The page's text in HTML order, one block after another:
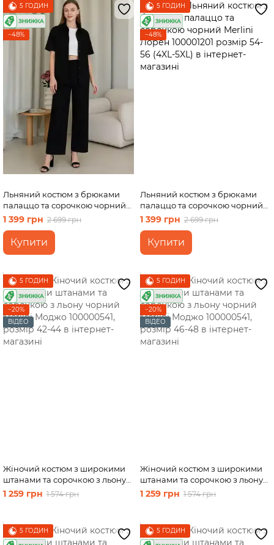
5 ГОДИН
−48%
Льняний костюм з брюками
палаццо та сорочкою чорний
Merlini Лорен 100001201 розмір
46-48 (L-XL)
1 399 грн 2 699 грн
Купити
5 ГОДИН
−48%
Льняний костюм з брюками
палаццо та сорочкою чорний
Merlini Лорен 100001201 розмір
54-56 (4XL-5XL)
1 399 грн 2 699 грн
Купити
5 ГОДИН
−20%
ВІДЕО
Жіночий костюм з широкими
штанами та сорочкою з льону
чорний Merlini Моджо
100000541, розмір 42-44
1 259 грн 1 574 грн
5 ГОДИН
−20%
ВІДЕО
Жіночий костюм з широкими
штанами та сорочкою з льону
чорний Merlini Моджо
100000541, розмір 46-48
1 259 грн 1 574 грн
5 ГОДИН 5 ГОДИН